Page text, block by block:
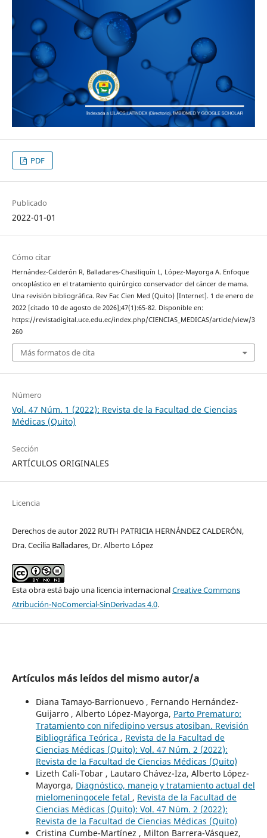
PDF
Publicado
2022-01-01
Cómo citar
Hernández-Calderón R, Balladares-Chasiliquín L, López-Mayorga A. Enfoque
oncoplástico en el tratamiento quirúrgico conservador del cáncer de mama.
Una revisión bibliográfica. Rev Fac Cien Med (Quito) [Internet]. 1 de enero de
2022 [citado 10 de agosto de 2026];47(1):65-82. Disponible en:
https://revistadigital.uce.edu.ec/index.php/CIENCIAS_MEDICAS/article/view/3
260
Más formatos de cita
Número
Vol. 47 Núm. 1 (2022): Revista de la Facultad de Ciencias
Médicas (Quito)
Sección
ARTÍCULOS ORIGINALES
Licencia
Derechos de autor 2022 RUTH PATRICIA HERNÁNDEZ CALDERÓN,
Dra. Cecilia Balladares, Dr. Alberto López
Esta obra está bajo una licencia internacionalCreative Commons
Atribución-NoComercial-SinDerivadas 4.0.
Artículos más leídos del mismo autor/a
Diana Tamayo-Barrionuevo , Fernando Hernández-
Guijarro , Alberto López-Mayorga, Parto Prematuro:
Tratamiento con nifedipino versus atosiban. Revisión
Bibliográfica Teórica , Revista de la Facultad de
Ciencias Médicas (Quito): Vol. 47 Núm. 2 (2022):
Revista de la Facultad de Ciencias Médicas (Quito)
Lizeth Cali-Tobar , Lautaro Chávez-Iza, Alberto López-
Mayorga, Diagnóstico, manejo y tratamiento actual del
mielomeningocele fetal , Revista de la Facultad de
Ciencias Médicas (Quito): Vol. 47 Núm. 2 (2022):
Revista de la Facultad de Ciencias Médicas (Quito)
Cristina Cumbe-Martínez , Milton Barrera-Vásquez,